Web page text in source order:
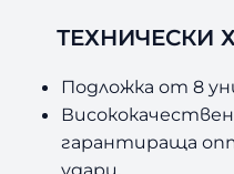
ТЕХНИЧЕСКИ
Подложка от 8
гарантираща